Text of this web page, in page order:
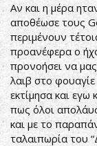
Aν και η μέρα
αποθέωσε τους
περιμένουν
προανέφερα ο
προνοήσει να
λαιβ στο
εκτίμησα και εγω
πως όλοι
και με το
ταλαιπωρία του